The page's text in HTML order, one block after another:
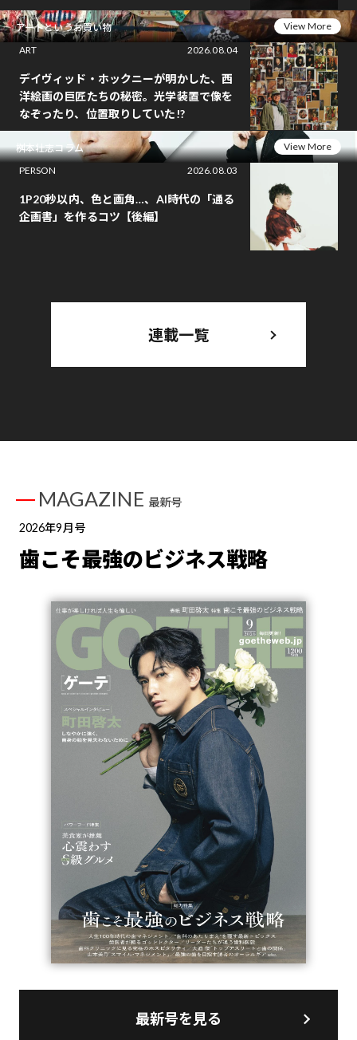
アートというお買い物
View More
ART
2026.08.04
デイヴィッド・ホックニーが明かした、西
洋絵画の巨匠たちの秘密。光学装置で像を
なぞったり、位置取りしていた!?
桝本壮志コラム
View More
PERSON
2026.08.03
1P20秒以内、色と画角…、AI時代の「通る
企画書」を作るコツ【後編】
連載一覧
MAGAZINE 最新号
2026年9月号
歯こそ最強のビジネス戦略
最新号を見る